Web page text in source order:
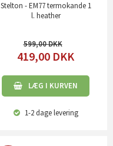
Stelton - EM77 termokande 1
l. heather
599,00
419,00 DKK
LÆG I KURVEN
1-2 dagelevering